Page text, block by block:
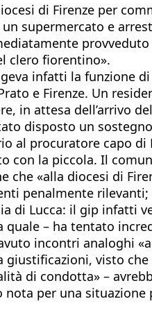
di Firenze per
supermercato e
clero fiorentino».
infatti la funzione
e Firenze. Un
in attesa dell’arrivo
disposto un
al procuratore capo
con la piccola. Il
«alla diocesi di
penalmente
di Lucca: il gip infatti
– ha tentato
incontri analoghi
visto
di condotta» –
per una